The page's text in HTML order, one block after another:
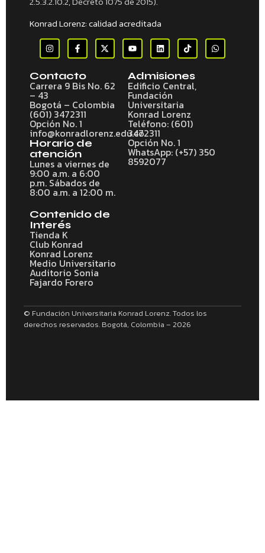
Konrad Lorenz: calidad acreditada
Contacto
Carrera 9 Bis No. 62
– 43
Bogotá – Colombia
(601) 3472311
Opción No. 1
info@konradlorenz.edu.co
Horario de
atención
Lunes a viernes de
9:00 a.m. a 6:00
p.m. Sábados de
8:00 a.m. a 12:00 m.
Admisiones
Edificio Central,
Fundación
Universitaria
Konrad Lorenz
Teléfono: (601)
3472311
Opción No. 1
WhatsApp: (+57) 350
8592077
Contenido de
Interés
Tienda K
Club Konrad
Konrad Lorenz
Medio Universitario
Auditorio Sonia
Fajardo Forero
© Fundación Universitaria Konrad Lorenz. Todos los
derechos reservados. Bogotá, Colombia – 2026